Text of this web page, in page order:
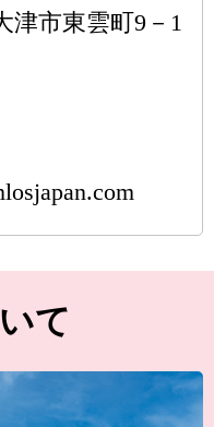
津市東雲町9－1
て